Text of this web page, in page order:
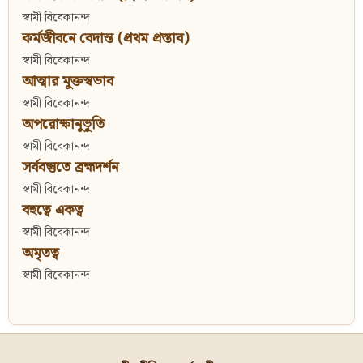
স্বামী বিবেকানন্দ
কর্মজীবনে বেদান্ত (প্রথম প্রস্তাব)
স্বামী বিবেকানন্দ
আত্মার মুক্তস্বভাব
স্বামী বিবেকানন্দ
অপরোক্ষানুভূতি
স্বামী বিবেকানন্দ
সর্ববস্তুতে ব্রহ্মদর্শন
স্বামী বিবেকানন্দ
বহুত্বে একত্ব
স্বামী বিবেকানন্দ
অমৃতত্ব
স্বামী বিবেকানন্দ